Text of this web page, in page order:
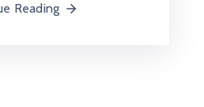
Reading